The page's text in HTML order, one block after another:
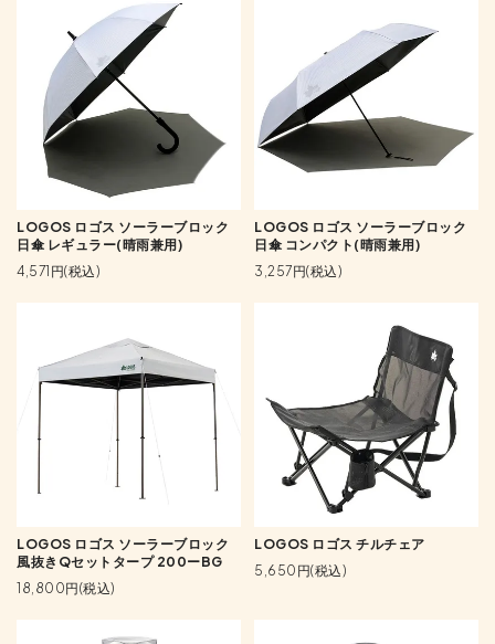
LOGOS ロゴス ソーラーブロック
日傘 レギュラー(晴雨兼用)
4,571円(税込)
LOGOS ロゴス ソーラーブロック
日傘 コンパクト(晴雨兼用)
3,257円(税込)
LOGOS ロゴス ソーラーブロック
風抜きQセットタープ 200ーBG
18,800円(税込)
LOGOS ロゴス チルチェア
5,650円(税込)